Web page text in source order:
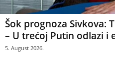
Šok prognoza Sivkova:
– U trećoj Putin odlazi i
5. August 2026.